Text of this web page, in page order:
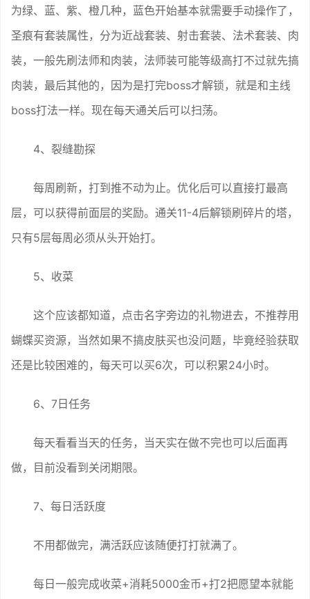
为绿、蓝、紫、橙几种，蓝色开始基本就需要手动操作了，
圣痕有套装属性，分为近战套装、射击套装、法术套装、肉
装，一般先刷法师和肉装，法师装可能等级高打不过就先搞
肉装，最后其他的，因为是打完boss才解锁，就是和主线
boss打法一样。现在每天通关后可以扫荡。
4、裂缝勘探
每周刷新，打到推不动为止。优化后可以直接打最高
层，可以获得前面层的奖励。通关11-4后解锁刷碎片的塔，
只有5层每周必须从头开始打。
5、收菜
这个应该都知道，点击名字旁边的礼物进去，不推荐用
蝴蝶买资源，当然如果不搞皮肤买也没问题，毕竟经验获取
还是比较困难的，每天可以买6次，可以积累24小时。
6、7日任务
每天看看当天的任务，当天实在做不完也可以后面再
做，目前没看到关闭期限。
7、每日活跃度
不用都做完，满活跃应该随便打打就满了。
每日一般完成收菜+消耗5000金币+打2把愿望本就能